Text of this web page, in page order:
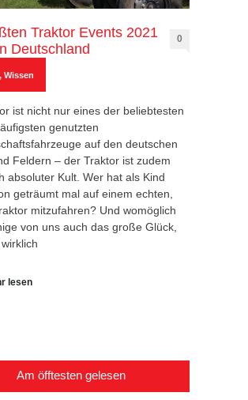
Traktor Events 2021
Deutschland
0
, Wissen
ist nicht nur eines der beliebtesten
genutzten
auf den deutschen
Feldern – der Traktor ist zudem
absoluter Kult. Wer hat als Kind
geträumt mal auf einem echten,
mitzufahren? Und womöglich
von uns auch das große Glück,
lesen
Am öfftesten gelesen